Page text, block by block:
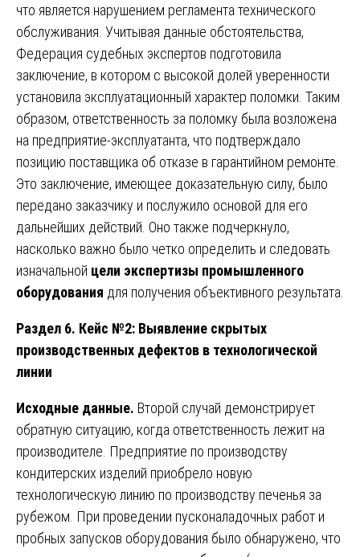
что является нарушением регламента технического
обслуживания. Учитывая данные обстоятельства,
Федерация судебных экспертов подготовила
заключение, в котором с высокой долей уверенности
установила эксплуатационный характер поломки. Таким
образом, ответственность за поломку была возложена
на предприятие-эксплуатанта, что подтверждало
позицию поставщика об отказе в гарантийном ремонте.
Это заключение, имеющее доказательную силу, было
передано заказчику и послужило основой для его
дальнейших действий. Оно также подчеркнуло,
насколько важно было четко определить и следовать
изначальной цели экспертизы промышленного
оборудования для получения объективного результата.
Раздел 6. Кейс №2: Выявление скрытых
производственных дефектов в технологической
линии
Исходные данные. Второй случай демонстрирует
обратную ситуацию, когда ответственность лежит на
производителе. Предприятие по производству
кондитерских изделий приобрело новую
технологическую линию по производству печенья за
рубежом. При проведении пусконаладочных работ и
пробных запусков оборудования было обнаружено, что